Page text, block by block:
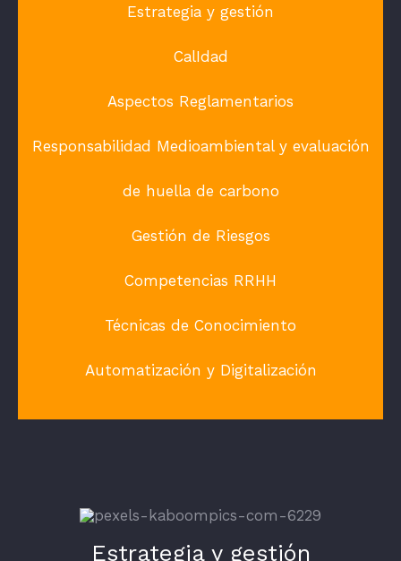
Estrategia y gestión
CalIdad
Aspectos Reglamentarios
Responsabilidad Medioambiental y evaluación
de huella de carbono
Gestión de Riesgos
Competencias RRHH
Técnicas de Conocimiento
Automatización y Digitalización
Estrategia y gestión